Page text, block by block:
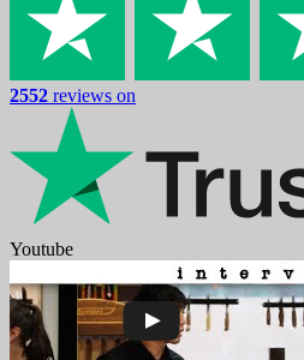
2552 reviews on
Youtube